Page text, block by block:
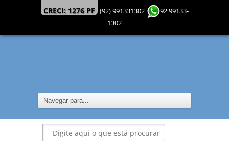
CRECI: 1276 PF (92) 991331302
92 99133-
1302